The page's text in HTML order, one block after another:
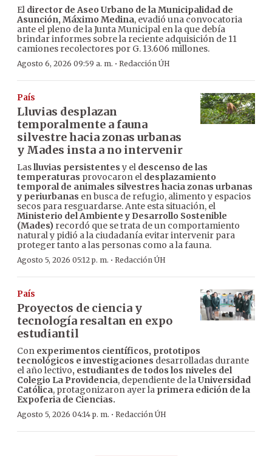
El director de Aseo Urbano de la Municipalidad de
Asunción, Máximo Medina, evadió una convocatoria
ante el pleno de la Junta Municipal en la que debía
brindar informes sobre la reciente adquisición de 11
camiones recolectores por G. 13.606 millones.
Agosto 6, 2026 09:59 a. m. · Redacción ÚH
País
Lluvias desplazan
temporalmente a fauna
silvestre hacia zonas urbanas
y Mades insta a no intervenir
Laslluvias persistentes y el descenso de las
temperaturas provocaron el desplazamiento
temporal de animales silvestres hacia zonas urbanas
y periurbanas en busca de refugio, alimento y espacios
secos para resguardarse. Ante esta situación, el
Ministerio del Ambiente y Desarrollo Sostenible
(Mades) recordó que se trata de un comportamiento
natural y pidió a la ciudadanía evitar intervenir para
proteger tanto a las personas como a la fauna.
Agosto 5, 2026 05:12 p. m. · Redacción ÚH
País
Proyectos de ciencia y
tecnología resaltan en expo
estudiantil
Con experimentos científicos, prototipos
tecnológicos e investigaciones desarrolladas durante
el año lectivo, estudiantes de todos los niveles del
Colegio La Providencia, dependiente de laUniversidad
Católica, protagonizaron ayer la primera edición de la
Expoferia de Ciencias.
Agosto 5, 2026 04:14 p. m. · Redacción ÚH